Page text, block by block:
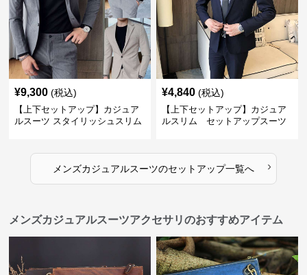
¥9,300 (税込)
【上下セットアップ】カジュア
ルスーツ スタイリッシュスリム
¥4,840 (税込)
【上下セットアップ】カジュア
ルスリム セットアップスーツ
メンズカジュアルスーツのセットアップ一覧へ ›
メンズカジュアルスーツアクセサリのおすすめアイテム